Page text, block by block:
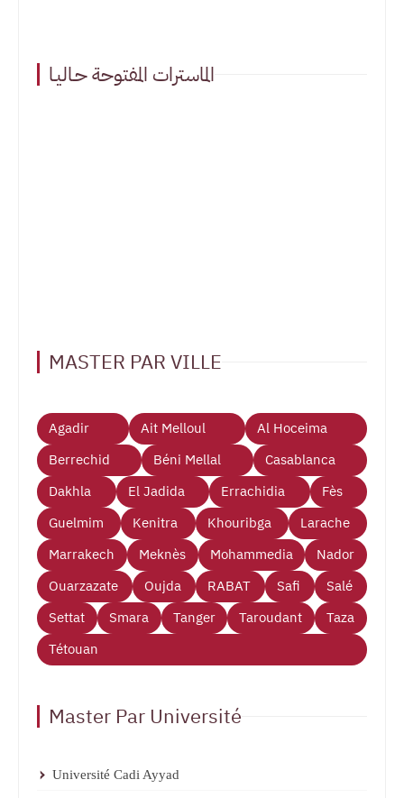
الماسترات المفتوحة حـاليـا
MASTER PAR VILLE
Agadir Ait Melloul
Al Hoceima
Berrechid
Béni Mellal
Casablanca
Dakhla
El Jadida Errachidia
Fès
Guelmim
Kenitra Khouribga
Larache
Marrakech
Meknès Mohammedia
Nador
Ouarzazate
Oujda RABAT Safi
Salé
Settat
Smara Tanger Taroudant
Taza
Tétouan
Master Par Université
Université Cadi Ayyad